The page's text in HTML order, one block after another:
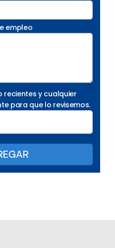
empleo
recientes y cualquier
para que lo revisemos.